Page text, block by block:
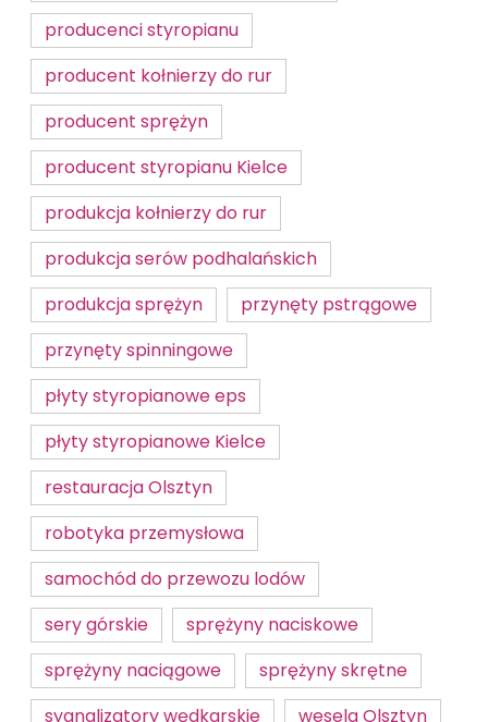
producenci styropianu
producent kołnierzy do rur
producent sprężyn
producent styropianu Kielce
produkcja kołnierzy do rur
produkcja serów podhalańskich
produkcja sprężyn
przynęty pstrągowe
przynęty spinningowe
płyty styropianowe eps
płyty styropianowe Kielce
restauracja Olsztyn
robotyka przemysłowa
samochód do przewozu lodów
sery górskie
sprężyny naciskowe
sprężyny naciągowe
sprężyny skrętne
sygnalizatory wędkarskie
wesela Olsztyn